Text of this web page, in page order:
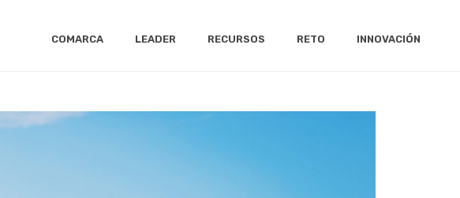
COMARCA LEADER RECURSOS RETO INNOVACIÓN